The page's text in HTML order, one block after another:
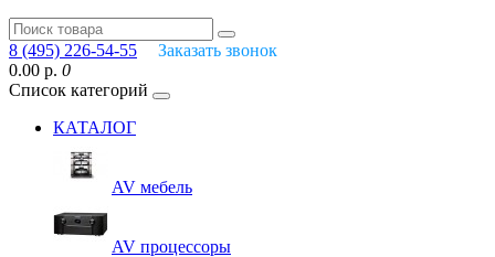
8 (495) 226-54-55
Заказать звонок
0.00 р. 0
Список категорий
КАТАЛОГ
AV мебель
AV процессоры